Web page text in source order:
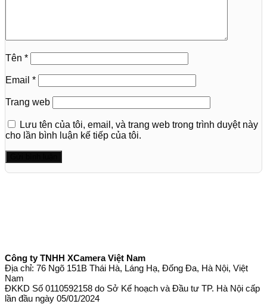
Tên *
Email *
Trang web
Lưu tên của tôi, email, và trang web trong trình duyệt này
cho lần bình luận kế tiếp của tôi.
Công ty TNHH XCamera Việt Nam
Địa chỉ: 76 Ngõ 151B Thái Hà, Láng Hạ, Đống Đa, Hà Nội, Việt
Nam
ĐKKD Số 0110592158 do Sở Kế hoạch và Đầu tư TP. Hà Nội cấp
lần đầu ngày 05/01/2024